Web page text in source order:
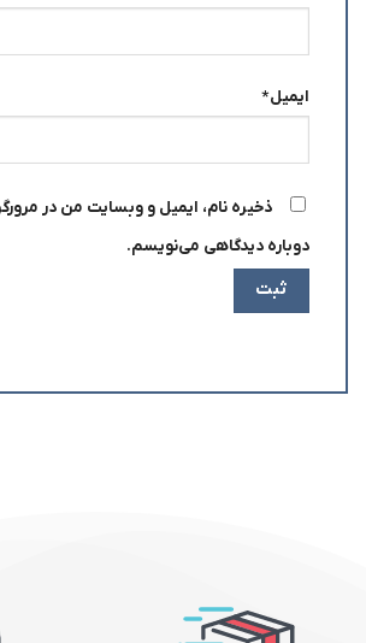
ایمیل*
ذخیره نام، ایمیل و وبسایت من در
دوباره دیدگاهی می‌نویسم.